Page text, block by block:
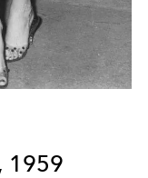
1959